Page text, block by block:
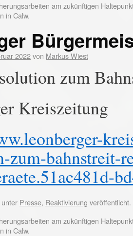
am zukünftigen
in Calw.
2022von Markus Wiest
zum
Kreiszeitung
zum-bahnstreit-
Presse, Reaktivierung
am zukünftigen
in Calw.